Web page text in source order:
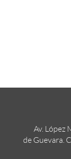
Av. López
de Guevara.